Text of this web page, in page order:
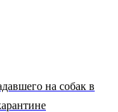
на собак в